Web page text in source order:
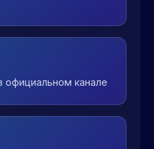
официальном канале